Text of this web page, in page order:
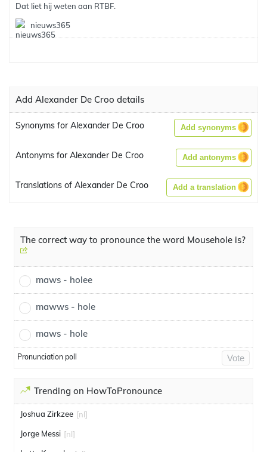
Dat liet hij weten aan RTBF.
nieuws365
Add Alexander De Croo details
Synonyms for Alexander De Croo Add synonyms
Antonyms for Alexander De Croo Add antonyms
Translations of Alexander De Croo Add a translation
The correct way to pronounce the word Mousehole is?
maws - holee
mawws - hole
maws - hole
Pronunciation poll Vote
Trending on HowToPronounce
Joshua Zirkzee [nl]
Jorge Messi [nl]